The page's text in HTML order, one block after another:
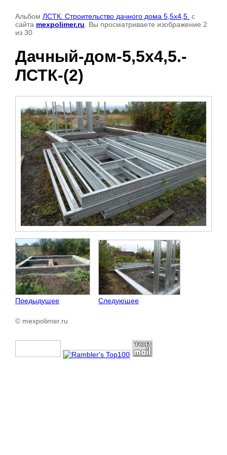
Альбом ЛСТК. Строительство дачного дома 5,5х4,5. с
сайта mexpolimer.ru . Вы просматриваете изображение 2
из 30
Дачный-дом-5,5х4,5.-
ЛСТК-(2)
Предыдущее Следующее
© mexpolimer.ru